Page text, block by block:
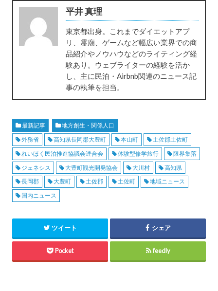
平井 真理
東京都出身。これまでダイエットアプ
リ、霊廟、ゲームなど幅広い業界での商
品紹介やノウハウなどのライティング経
験あり。ウェブライターの経験を活か
し、主に民泊・Airbnb関連のニュース記
事の執筆を担当。
最新記事
地方創生・関係人口
外務省
高知県長岡郡大豊町 本山町
土佐郡土佐町
れいほく民泊推進協議会連合会
体験型修学旅行
限界集落
ジェネシス
大豊町観光開発協会 大川村
高知県
長岡郡
大豊町 土佐郡 土佐町
地域ニュース
国内ニュース
ツイート シェア
Pocket feedly